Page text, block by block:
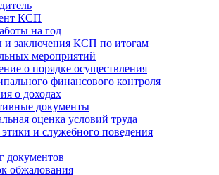
КСП
на год
и заключения КСП по итогам
мероприятий
о порядке осуществления
финансового контроля
о доходах
документы
оценка условий труда
и служебного поведения
документов
обжалования